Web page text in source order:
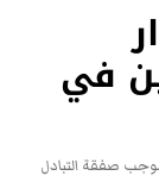
في
صفقة التبادل